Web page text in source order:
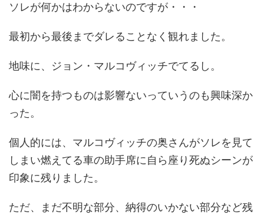
ソレが何かはわからないのですが・・・
最初から最後までダレることなく観れました。
地味に、ジョン・マルコヴィッチでてるし。
心に闇を持つものは影響ないっていうのも興味深か
った。
個人的には、マルコヴィッチの奥さんがソレを見て
しまい燃えてる車の助手席に自ら座り死ぬシーンが
印象に残りました。
ただ、まだ不明な部分、納得のいかない部分など残